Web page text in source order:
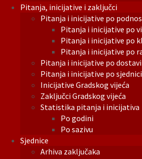
Pitanja, inicijative i zaključci
Pitanja i inicijative po
Pitanja i inicijative po
Pitanja i inicijative po
Pitanja i inicijative po
Pitanja i inicijative po dostavi
Pitanja i inicijative po sjednici
Inicijative Gradskog vijeća
Zaključci Gradskog vijeća
Statistika pitanja i inicijativa
Po godini
Po sazivu
Sjednice
Arhiva zaključaka